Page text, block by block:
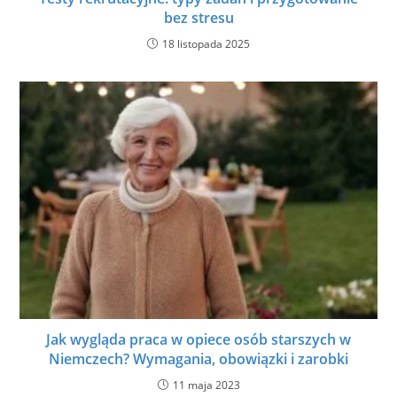
bez stresu
18 listopada 2025
Jak wygląda praca w opiece osób starszych w
Niemczech? Wymagania, obowiązki i zarobki
11 maja 2023